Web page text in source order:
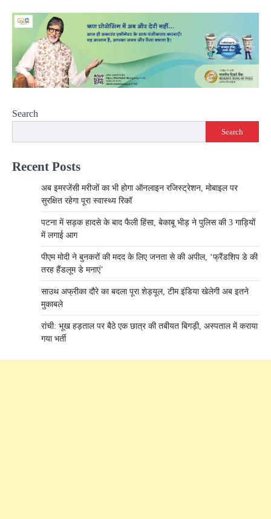
Search
Search
Recent Posts
अब इमरजेंसी मरीजों का भी होगा ऑनलाइन रजिस्ट्रेशन, मोबाइल पर
सुरक्षित रहेगा पूरा स्वास्थ्य रिकॉ
पटना में सड़क हादसे के बाद फैली हिंसा, बेकाबू भीड़ ने पुलिस की 3 गाड़ियों
में लगाई आग
पीएम मोदी ने बुनकरों की मदद के लिए जनता से की अपील, ‘फ्रैंडशिप डे की
तरह हैंडलूम डे मनाएं’
साउथ अफ्रीका दौरे का बदला पूरा शेड्यूल, टीम इंडिया खेलेगी अब इतने
मुकाबले
रांची: भूख हड़ताल पर बैठे एक छात्र की तबीयत बिगड़ी, अस्पताल में कराया
गया भर्ती